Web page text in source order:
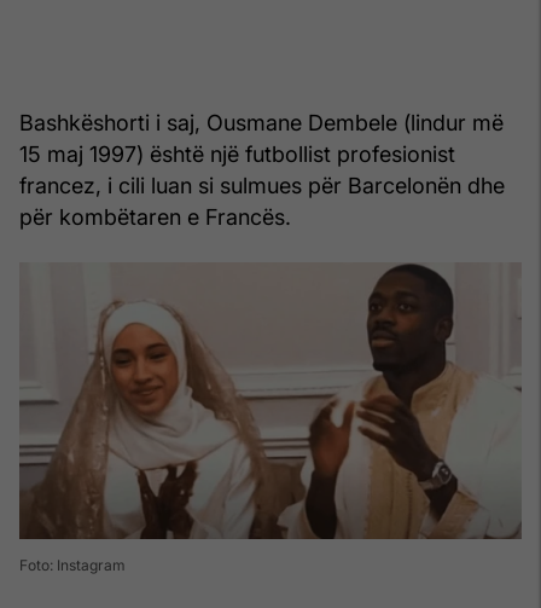
Bashkëshorti i saj, Ousmane Dembele (lindur më
15 maj 1997) është një futbollist profesionist
francez, i cili luan si sulmues për Barcelonën dhe
për kombëtaren e Francës.
Foto: Instagram